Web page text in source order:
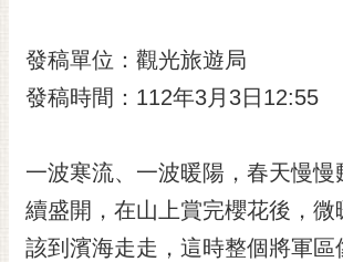
市府團隊
主題服務
市政資訊
市民互動
發稿單位：觀光旅遊局
發稿時間：112年3月3日12:55
一波寒流、一波暖陽，春天慢慢
續盛開，在山上賞完櫻花後，微
該到濱海走走，這時整個將軍區